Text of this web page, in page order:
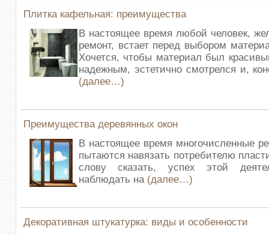
Плитка кафельная: преимущества
В настоящее время любой человек,
ремонт, встает перед выбором
Хочется, чтобы материал был
надежным, эстетично смотрелся и,
(далее…)
Преимущества деревянных окон
В настоящее время многочисленные
пытаются навязать потребителю
слову сказать, успех этой
наблюдать на (далее…)
Декоративная штукатурка: виды и особенности